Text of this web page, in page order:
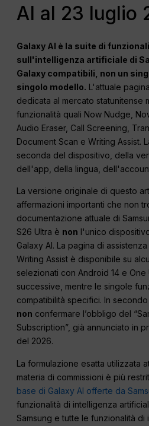
AI al 23 luglio
Galaxy AI è la suite di
sull'intelligenza artificiale di
Galaxy compatibili, non un
singolo modello. L'attuale
dedicata al mercato statunitense
funzionalità quali Now Nudge,
Audio Eraser, Call Screening,
Document Scan e Writing Assist.
seconda del dispositivo, della
dell'app, della lingua,
La versione originale di questo
affermazioni importanti che non
documentazione attuale di
S26 Ultra è non l'unico
Galaxy AI. La pagina di
Writing Assist è disponibile su
selezionati con Android 14 e One
successive, mentre le singole
compatibilità specifici. In
non confermare l’obbligo del
Subscription”, già annunciato in
del 2026.
La formulazione esatta utilizzata
materia di commissioni è più
base di Galaxy AI offerte da
funzionalità di intelligenza
Samsung e tutte le funzionalità